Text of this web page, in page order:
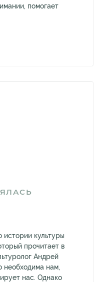
помогает
истории культуры
прочитает в
Андрей
необходима нам,
нас. Однако